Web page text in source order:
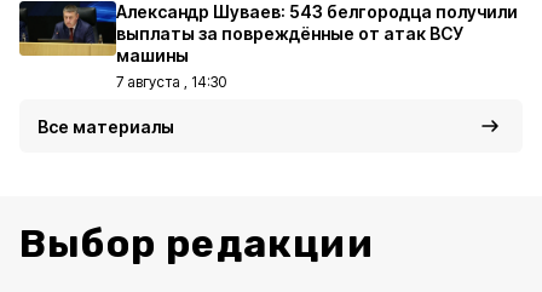
Александр Шуваев: 543 белгородца получили
выплаты за повреждённые от атак ВСУ
машины
7 августа , 14:30
Все материалы
Выбор редакции